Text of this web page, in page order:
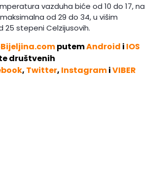
vazduha biće od 10 do 17, na
od 29 do 34, u višim
25 stepeni Celzijusovih.
putemAndroid i IOS
društvenih
, Twitter, InstagramiVIBER